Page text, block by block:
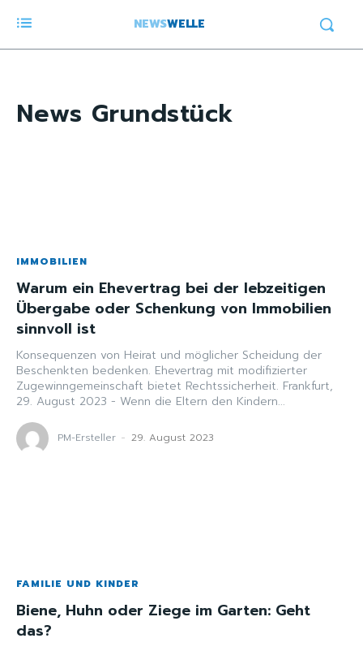
NEWSWELLE
News Grundstück
IMMOBILIEN
Warum ein Ehevertrag bei der lebzeitigen
Übergabe oder Schenkung von Immobilien
sinnvoll ist
Konsequenzen von Heirat und möglicher Scheidung der
Beschenkten bedenken. Ehevertrag mit modifizierter
Zugewinngemeinschaft bietet Rechtssicherheit. Frankfurt,
29. August 2023 - Wenn die Eltern den Kindern...
PM-Ersteller - 29. August 2023
FAMILIE UND KINDER
Biene, Huhn oder Ziege im Garten: Geht
das?